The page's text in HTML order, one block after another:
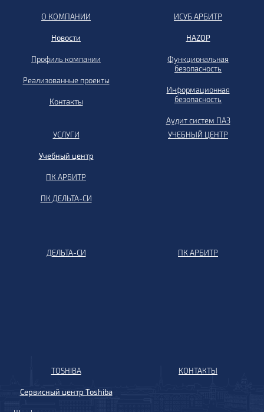
О КОМПАНИИ
Новости
Профиль компании
Реализованные проекты
Контакты
ИСУБ АРБИТР
HAZOP
Функциональная
безопасность
Информационная
безопасность
Аудит систем ПАЗ
УСЛУГИ
Учебный центр
ПК АРБИТР
ПК ДЕЛЬТА-СИ
УЧЕБНЫЙ ЦЕНТР
ДЕЛЬТА-СИ ПК АРБИТР
TOSHIBA
Сервисный центр Toshiba
КОНТАКТЫ